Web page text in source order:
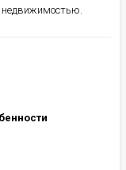
недвижимостью.